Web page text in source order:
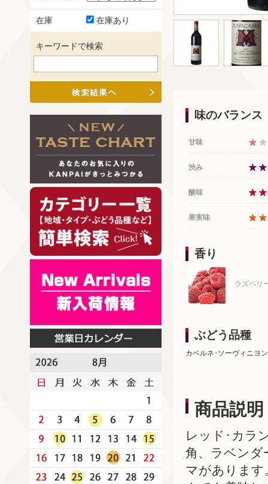
味のバランス
甘味
渋み
酸味
果実味
香り
ラズベリ
ぶどう品種
カベルネ･ソーヴィニヨン
商品説明
レッド･カラ
角、ラベンダ
マがありま
在庫 在庫あり
キーワードで検索